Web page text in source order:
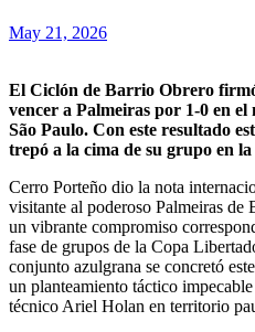
May 21, 2026
El Ciclón de Barrio Obrero firmó una hazaña monumental al
vencer a Palmeiras por 1-0 en
São Paulo. Con este resultado
trepó a la cima de su grupo en
Cerro Porteño dio la nota
visitante al poderoso Palmeiras de
un vibrante compromiso
fase de grupos de la Copa
conjunto azulgrana se concretó
un planteamiento táctico
técnico Ariel Holan en territorio